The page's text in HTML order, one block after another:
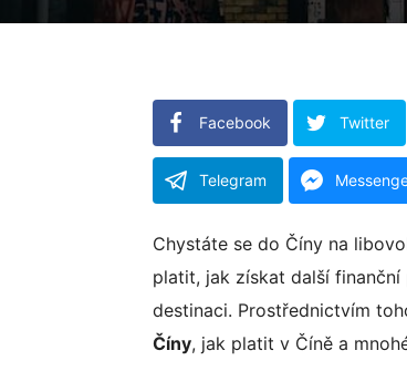
Facebook Twitter
Telegram
Facebook
Chystáte se do Číny na
platit, jak získat další
destinaci. Prostřednictvím
Číny, jak platit v Číně a